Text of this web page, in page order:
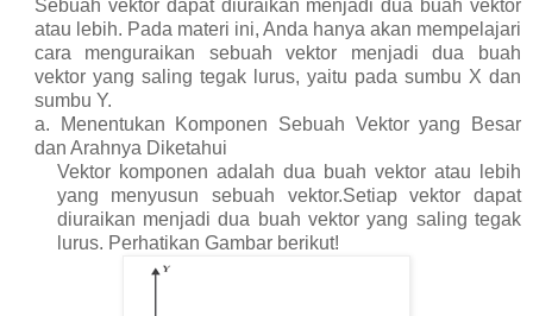
Sebuah vektor dapat diuraikan menjadi dua buah vektor
atau lebih. Pada materi ini, Anda hanya akan mempelajari
cara menguraikan sebuah vektor menjadi dua buah
vektor yang saling tegak lurus, yaitu pada sumbu X dan
sumbu Y.
a. Menentukan Komponen Sebuah Vektor yang Besar
dan Arahnya Diketahui
Vektor komponen adalah dua buah vektor atau lebih
yang menyusun sebuah vektor.Setiap vektor dapat
diuraikan menjadi dua buah vektor yang saling tegak
lurus. Perhatikan Gambar berikut!